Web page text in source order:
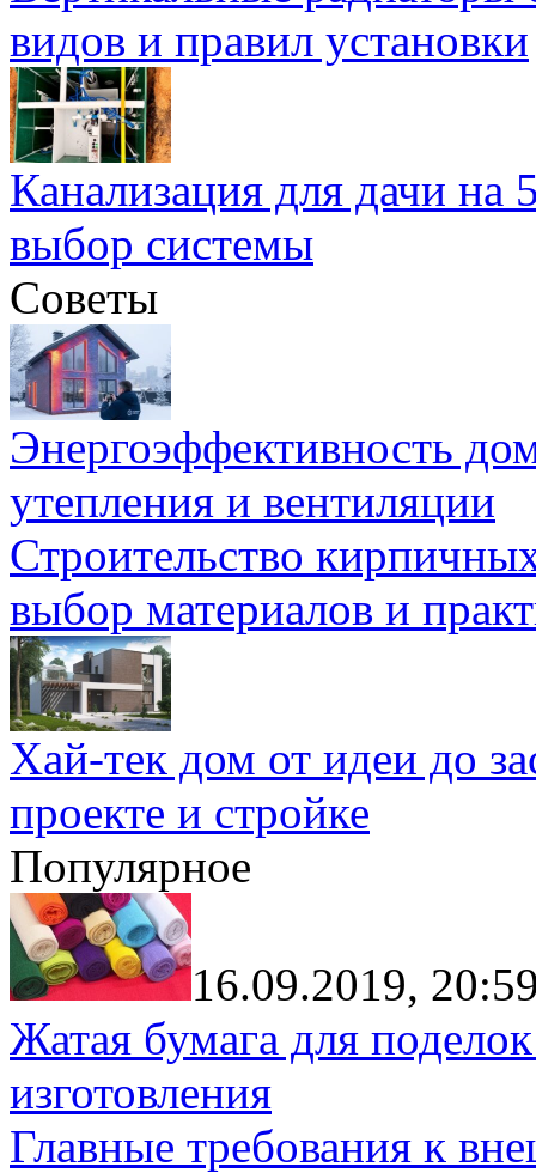
видов и правил установки
Канализация для дачи на
выбор системы
Советы
Энергоэффективность
утепления и вентиляции
Строительство
выбор материалов и
Хай-тек дом от идеи до
проекте и стройке
Популярное
16.09.2019,
Жатая бумага для
изготовления
Главные требования к